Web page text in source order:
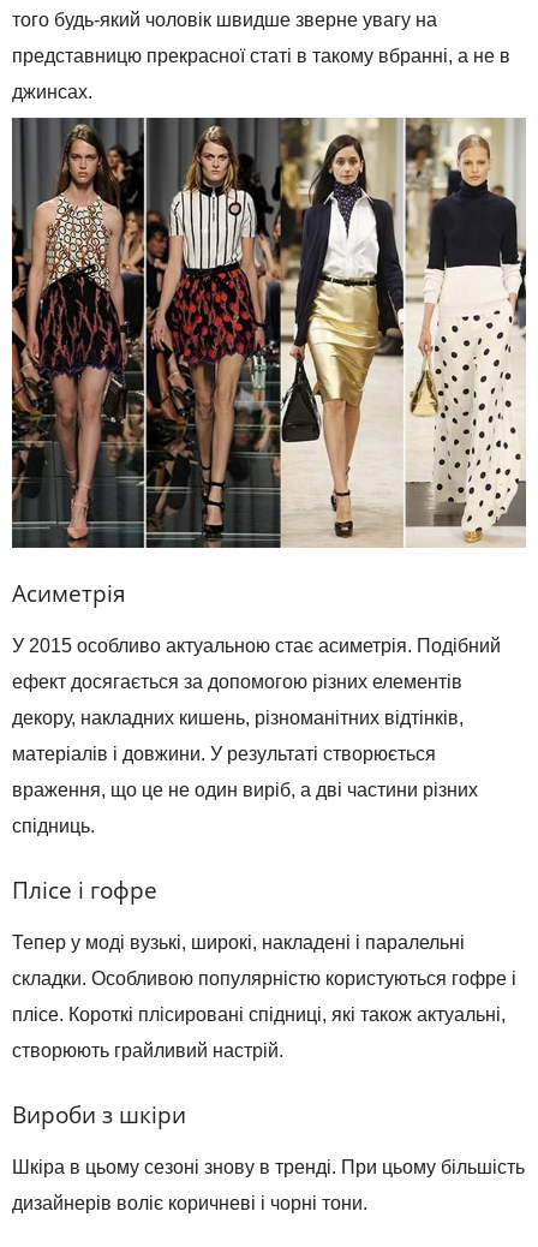
того будь-який чоловік швидше зверне увагу на
представницю прекрасної статі в такому вбранні, а не в
джинсах.
Асиметрія
У 2015 особливо актуальною стає асиметрія. Подібний
ефект досягається за допомогою різних елементів
декору, накладних кишень, різноманітних відтінків,
матеріалів і довжини. У результаті створюється
враження, що це не один виріб, а дві частини різних
спідниць.
Плісе і гофре
Тепер у моді вузькі, широкі, накладені і паралельні
складки. Особливою популярністю користуються гофре і
плісе. Короткі плісировані спідниці, які також актуальні,
створюють грайливий настрій.
Вироби з шкіри
Шкіра в цьому сезоні знову в тренді. При цьому більшість
дизайнерів воліє коричневі і чорні тони.